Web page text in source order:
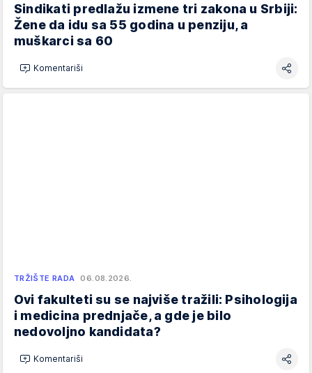
Sindikati predlažu izmene tri zakona u Srbiji:
Žene da idu sa 55 godina u penziju, a
muškarci sa 60
Komentariši
TRŽIŠTE RADA 06.08.2026.
Ovi fakulteti su se najviše tražili: Psihologija
i medicina prednjače, a gde je bilo
nedovoljno kandidata?
Komentariši